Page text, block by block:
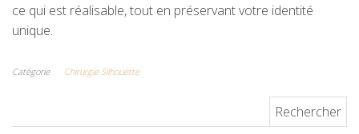
ce qui est réalisable, tout en préservant votre identité
unique.
Catégorie Chirurgie Silhouette